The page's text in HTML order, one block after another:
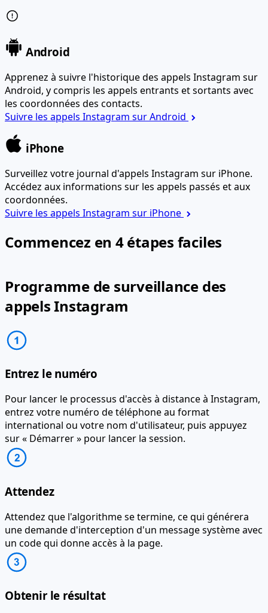
Android
Apprenez à suivre l'historique des appels Instagram sur
Android, y compris les appels entrants et sortants avec
les coordonnées des contacts.
Suivre les appels Instagram sur Android
iPhone
Surveillez votre journal d'appels Instagram sur iPhone.
Accédez aux informations sur les appels passés et aux
coordonnées.
Suivre les appels Instagram sur iPhone
Commencez en 4 étapes faciles
Programme de surveillance des
appels Instagram
Entrez le numéro
Pour lancer le processus d'accès à distance à Instagram,
entrez votre numéro de téléphone au format
international ou votre nom d'utilisateur, puis appuyez
sur « Démarrer » pour lancer la session.
Attendez
Attendez que l'algorithme se termine, ce qui générera
une demande d'interception d'un message système avec
un code qui donne accès à la page.
Obtenir le résultat